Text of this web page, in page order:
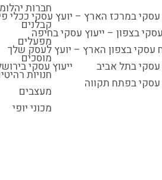
עסקי במרכז הארץ – יועץ עסקי ככלי
עסקי בצפון – ייעוץ עסקי בחיפה
עסקי בצפון הארץ – יועץ לעסק שלך
עסקי בתל אביב
ייעוץ עסקי
עסקי בפתח תקווה
חברות
קבלנים
מפעלים
מוסכים
חנויות
מעצבים
מכוני יופי